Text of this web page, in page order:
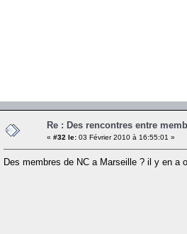
Re : Des rencontres entre
« #32 le: 03 Février 2010 à 16:55:01 »
Des membres de NC a Marseille ? il y en a